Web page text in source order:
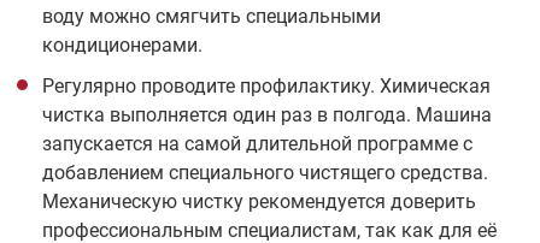
воду можно смягчить специальными
кондиционерами.
Регулярно проводите профилактику. Химическая
чистка выполняется один раз в полгода. Машина
запускается на самой длительной программе с
добавлением специального чистящего средства.
Механическую чистку рекомендуется доверить
профессиональным специалистам, так как для её